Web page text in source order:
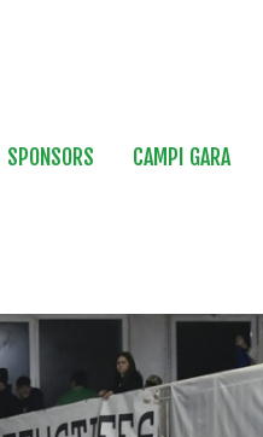
SPONSORS CAMPI GARA